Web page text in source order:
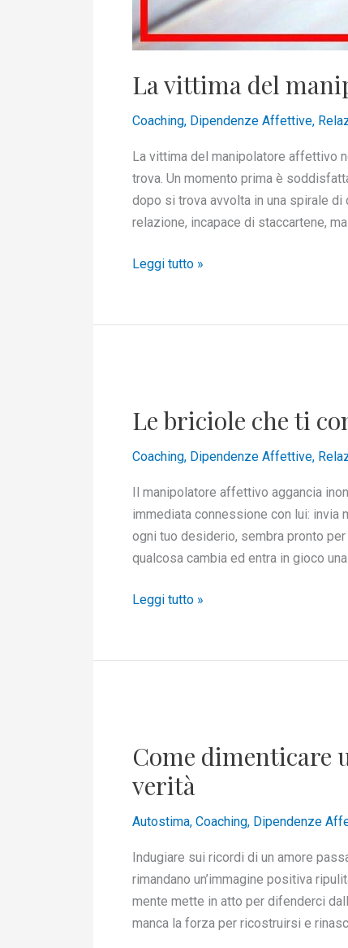
La vittima del
Coaching, Dipendenze Affettive,
La vittima del manipolatore affettivo
trova. Un momento prima è
dopo si trova avvolta in una spirale
relazione, incapace di staccartene,
Leggi tutto »
Le briciole che ti
Coaching, Dipendenze Affettive,
Il manipolatore affettivo aggancia
immediata connessione con lui:
ogni tuo desiderio, sembra pronto
qualcosa cambia ed entra in gioco
che
concede
Leggi tutto »
Come dimenticare
verità
Autostima, Coaching, Dipendenze
Indugiare sui ricordi di un amore
rimandano un’immagine positiva
mente mette in atto per difenderci
manca la forza per ricostruirsi e
un
tra
nostalgia
amara
verità